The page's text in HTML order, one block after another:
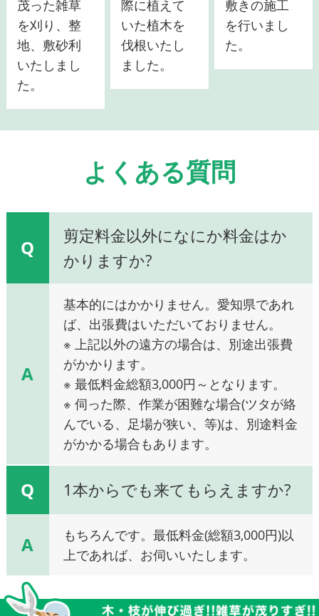
茂った雑草
を刈り、整
地、敷砂利
いたしまし
た。
際に植えて
いた植木を
伐根いたし
ました。
敷きの施工
を行いまし
た。
よくある質問
Q
剪定料金以外になにか料金はか
かりますか?
A
基本的にはかかりません。愛知県であれ
ば、出張費はいただいておりません。
※ 上記以外の遠方の場合は、別途出張費
がかかります。
※ 最低料金総額3,000円～となります。
※ 伺った際、作業が困難な場合(ツタが絡
んでいる、足場が狭い、等)は、別途料金
がかかる場合もあります。
Q 1本からでも来てもらえますか?
A
もちろんです。最低料金(総額3,000円)以
上であれば、お伺いいたします。